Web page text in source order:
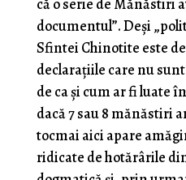
documentul”. Deși
Sfintei Chinotite este
declarațiile care nu
de ca și cum ar fi luate
dacă 7 sau 8 mănăstiri
tocmai aici apare
ridicate de hotărârile